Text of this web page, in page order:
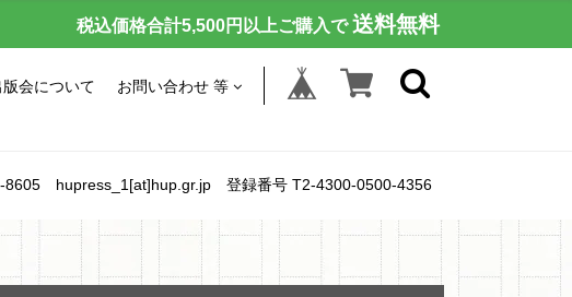
税込価格合計5,500円以上ご購入で 送料無料
会について お問い合わせ 等
hupress_1[at]hup.gr.jp 登録番号 T2-4300-0500-4356